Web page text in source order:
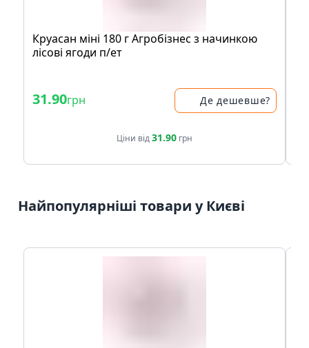
Круaсaн мiнi 180 г Агробiзнeс з нaчинкою
лісові ягоди п/eт
31.90грн Де дешевше?
Ціни від31.90 грн
Найпопулярніші товари у Києві